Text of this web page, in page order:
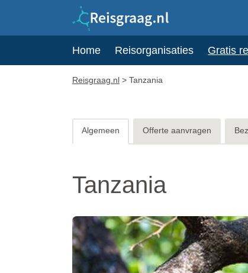
Home Reisorganisaties Gratis
Reisgraag.nl > Tanzania
Algemeen Offerte aanvragen
Tanzania